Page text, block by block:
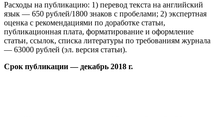
Расходы на публикацию: 1) перевод текста на английский
язык — 650 рублей/1800 знаков с пробелами; 2) экспертная
оценка с рекомендациями по доработке статьи,
публикационная плата, форматирование и оформление
статьи, ссылок, списка литературы по требованиям журнала
— 63000 рублей (эл. версия статьи).
Срок публикации — декабрь 2018 г.